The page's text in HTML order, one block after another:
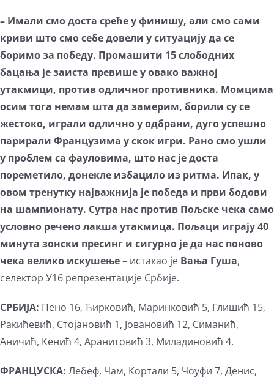
– Имали смо доста среће у финишу, али смо сами
криви што смо себе довели у ситуацију да се
боримо за победу. Промашити 15 слободних
бацања је заиста превише у овако важној
утакмици, против одличног противника. Момцима
осим тога немам шта да замерим, борили су се
жестоко, играли одлично у одбрани, дуго успешно
парирали Французима у скок игри. Рано смо ушли
у проблем са фауловима, што нас је доста
пореметило, донекле избацило из ритма. Ипак, у
овом тренутку најважнија је победа и први бодови
на шампионату. Сутра нас против Пољске чека само
условно речено лакша утакмица. Пољаци играју 40
минута зонски пресинг и сигурно је да нас поново
чека велико искушење– истакао је Вања Гуша,
селектор У16 репрезентације Србије.
СРБИЈА: Пено 16, Ћирковић, Маринковић 5, Глишић 15,
Ракићевић, Стојановић 1, Јовановић 12, Симанић,
Аничић, Кенић 4, Аранитовић 3, Миладиновић 4.
ФРАНЦУСКА: Лебеф, Чам, Кортали 5, Чоуфи 7, Денис,